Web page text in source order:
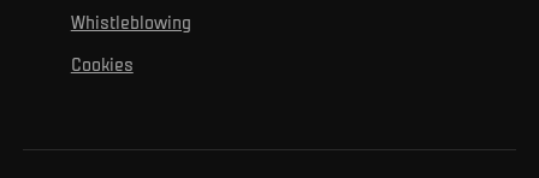
Whistleblowing
Cookies